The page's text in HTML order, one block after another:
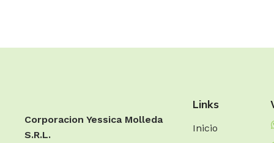
Corporacion Yessica Molleda
S.R.L.
Links
Inicio